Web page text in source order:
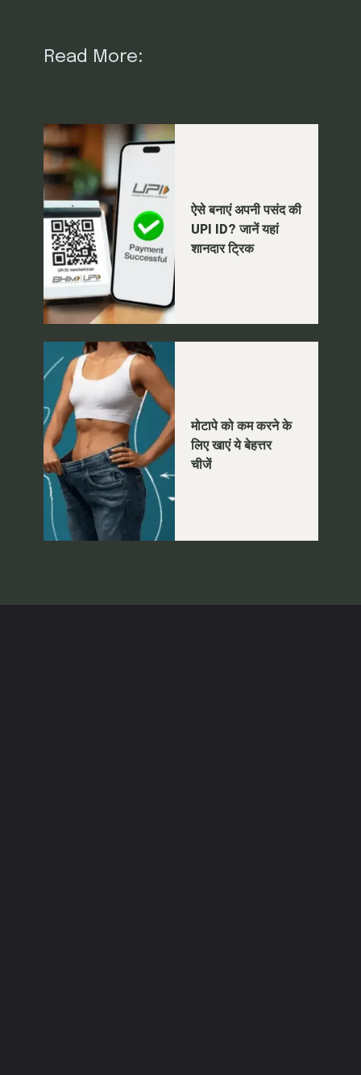
Read More:
ऐसे बनाएं अपनी पसंद की
UPI ID? जानें यहां
शानदार ट्रिक
मोटापे को कम करने के
लिए खाएं ये बेहत्तर
चीजें